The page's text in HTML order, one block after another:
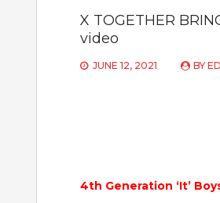
X TOGETHER
video
JUNE 12, 2021 BY
4th Generation ‘It’